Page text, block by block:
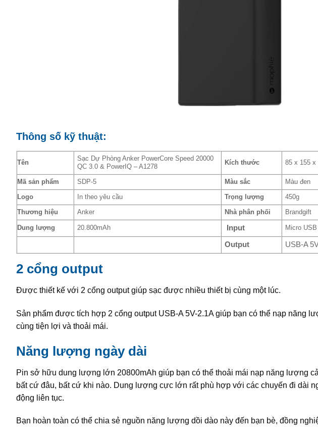
Thông số kỹ thuật:
Tên
Sạc Dự Phòng Anker PowerCore Speed 20000
QC 3.0 & PowerIQ – A1278
Kích thước 85 x 155 x
Mã sản phẩm SDP-5 Màu sắc
Màu đen
Logo
In theo yêu cầu Trọng lượng
450g
Thương hiệu
Anker Nhà phân phối Brandgift
Dung lượng 20.800mAh Input Micro
Output USB-A
2 cổng output
Được thiết kế với 2 cổng output giúp sạc được nhiều thiết bị cùng một lúc.
Sản phẩm được tích hợp 2 cổng output USB-A 5V-2.1A giúp bạn có thể nạp năng
cùng tiện lợi và thoải mái.
Năng lượng ngày dài
Pin sở hữu dung lượng lớn 20800mAh giúp bạn có thể thoải mái nạp năng lượng
bất cứ đâu, bất cứ khi nào. Dung lượng cực lớn rất phù hợp với các chuyến đi dài
động liên tục.
Bạn hoàn toàn có thể chia sẻ nguồn năng lượng dồi dào này đến bạn bè, đồng